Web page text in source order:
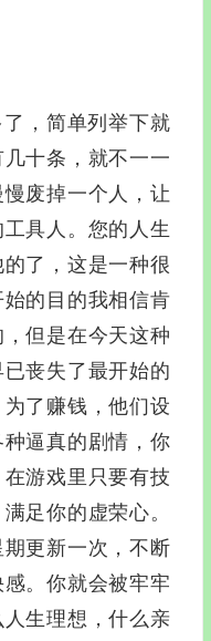
，简单列举下就
十条，就不一一
废掉一个人，让
具人。您的人生
了，这是一种很
的目的我相信肯
但是在今天这种
丧失了最开始的
了赚钱，他们设
逼真的剧情，你
游戏里只要有技
足你的虚荣心。
更新一次，不断
。你就会被牢牢
生理想，什么亲